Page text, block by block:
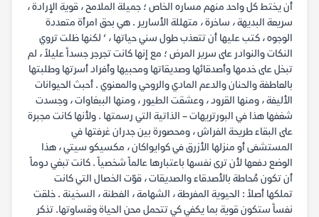
أن يختط كل واحد منهم مساره الخاص ؛ جميلة الملامح ، قوية الإرادة ،
سريعة البديهة ، ساخرة ، متهللة الأسارير . هي بحق امرأة متعددة
الوجوه ، كتب عليها أن تتعذب طول سني حياتها ، ‘ لكنها ظلت تروي
النكات والنوادر على سرير المرض ؛ مع إنها كانت تجرجر جسداً عليلاً ، لم
تبخل على خدمها وأصدقائها وصديقاتها ومحبيها وأفراد أسرتها وطلبتها
بالعاطفة والحنان والدعم المادي والروحي والمعنوي . أحبث الحيوانات
الأليفة ، ومنها القرود ، وعشقت الطيور ، ومنها الببغاوات ، وجسدت
شغفها هذا في البورتريهات – الذاتية التي رسمتها . ولأنها كانت مجبرة
على البقاء طريحة الفراش ، ومحصورة بين جدران غرفتها في
المستشفى أو منزلها الأزرق في كوايواكان ، مكسيكو سيتي ، هذا
الوضع دفعها لأن ترى نفسها باعتبارها عالماً شخصياً . كانت تبغي دوماً
أن تكون مُحاطة بالأصدقاء والصديقات ، قوّت الخصال التي كانت
تملكها أصلاً : الحيوية المفرطة ، الشهامة ، الفطنة ، السخينة . خلقت
نفساً ستكون قوية بما يكفي كي تتحمل محن الحياة وقساوتها. تذكر